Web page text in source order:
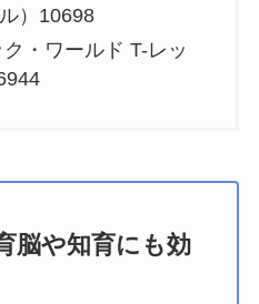
）10698
・ワールド T-レッ
脳や知育にも効